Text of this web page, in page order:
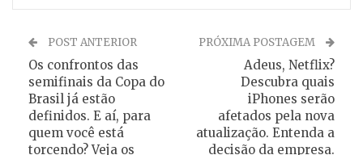
POST ANTERIOR
Os confrontos das
semifinais da Copa do
Brasil já estão
definidos. E aí, para
quem você está
torcendo? Veja os
PRÓXIMA POSTAGEM
Adeus, Netflix?
Descubra quais
iPhones serão
afetados pela nova
atualização. Entenda a
decisão da empresa.